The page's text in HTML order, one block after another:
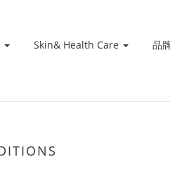
Skin& Health Care 品